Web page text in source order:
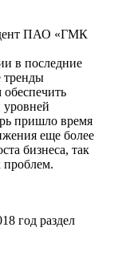
ПАО «ГМК
в последние
тренды
уровней
пришло время
еще более
бизнеса, так
проблем.
год раздел